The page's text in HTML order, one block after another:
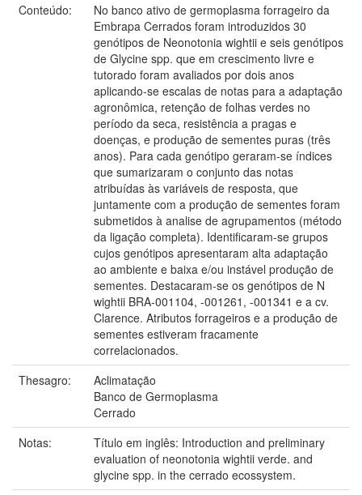
Conteúdo:
No banco ativo de germoplasma forrageiro da
Embrapa Cerrados foram introduzidos 30
genótipos de Neonotonia wightii e seis genótipos
de Glycine spp. que em crescimento livre e
tutorado foram avaliados por dois anos
aplicando-se escalas de notas para a adaptação
agronômica, retenção de folhas verdes no
período da seca, resistência a pragas e
doenças, e produção de sementes puras (três
anos). Para cada genótipo geraram-se índices
que sumarizaram o conjunto das notas
atribuídas às variáveis de resposta, que
juntamente com a produção de sementes foram
submetidos à analise de agrupamentos (método
da ligação completa). Identificaram-se grupos
cujos genótipos apresentaram alta adaptação
ao ambiente e baixa e/ou instável produção de
sementes. Destacaram-se os genótipos de N
wightii BRA-001104, -001261, -001341 e a cv.
Clarence. Atributos forrageiros e a produção de
sementes estiveram fracamente
correlacionados.
Thesagro:
Aclimatação
Banco de Germoplasma
Cerrado
Notas:
Título em inglês: Introduction and preliminary
evaluation of neonotonia wightii verde. and
glycine spp. in the cerrado ecossystem.